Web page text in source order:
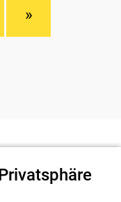
»